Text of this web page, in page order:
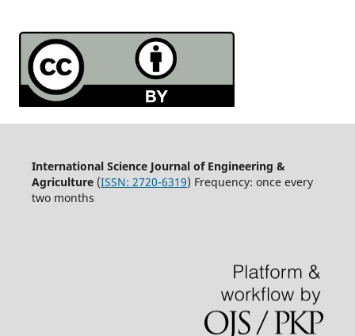
International Science Journal of Engineering &
Agriculture(ISSN: 2720-6319) Frequency: once every
two months